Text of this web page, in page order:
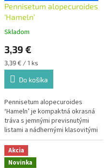
Pennisetum alopecuroides
‘Hameln’
Skladom
3,39 €
Jednotková
cena:
3,39 € / 1 ks
Do košíka
Pennisetum alopecuroides
‘Hameln’ je kompaktná okrasná
tráva s jemnými previsnutými
listami a nádhernými klasovitými
súkvetiami, ktoré pripomínajú
mäkké kefky.
Akcia
Novinka